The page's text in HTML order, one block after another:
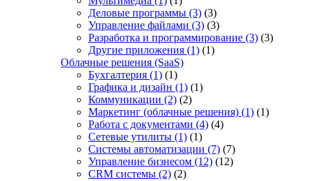
Деловые программы (3) (3)
Управление файлами (3) (3)
Разработка и программирование (3) (3)
Другие приложения (1) (1)
Облачные решения (SaaS)
Бухгалтерия (1) (1)
Графика и дизайн (1) (1)
Коммуникации (2) (2)
Маркетинг (облачные решения) (1) (1)
Работа с документами (4) (4)
Сетевые утилиты (1) (1)
Системы автоматизации (7) (7)
Управление бизнесом (12) (12)
CRM системы (2) (2)